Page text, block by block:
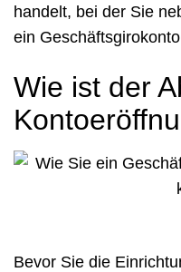
handelt, bei der Sie
ein
Wie ist der
Bevor Sie die